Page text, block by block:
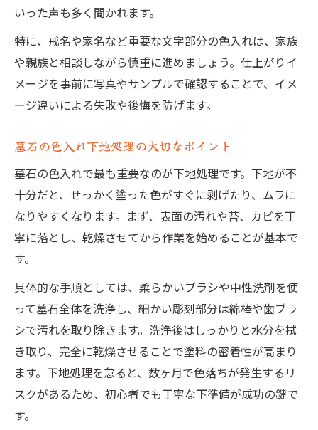
いった声も多く聞かれます。
特に、戒名や家名など重要な文字部分の色入れは、家族
や親族と相談しながら慎重に進めましょう。仕上がりイ
メージを事前に写真やサンプルで確認することで、イメ
ージ違いによる失敗や後悔を防げます。
墓石の色入れ下地処理の大切なポイント
墓石の色入れで最も重要なのが下地処理です。下地が不
十分だと、せっかく塗った色がすぐに剥げたり、ムラに
なりやすくなります。まず、表面の汚れや苔、カビを丁
寧に落とし、乾燥させてから作業を始めることが基本で
す。
具体的な手順としては、柔らかいブラシや中性洗剤を使
って墓石全体を洗浄し、細かい彫刻部分は綿棒や歯ブラ
シで汚れを取り除きます。洗浄後はしっかりと水分を拭
き取り、完全に乾燥させることで塗料の密着性が高まり
ます。下地処理を怠ると、数ヶ月で色落ちが発生するリ
スクがあるため、初心者でも丁寧な下準備が成功の鍵で
す。